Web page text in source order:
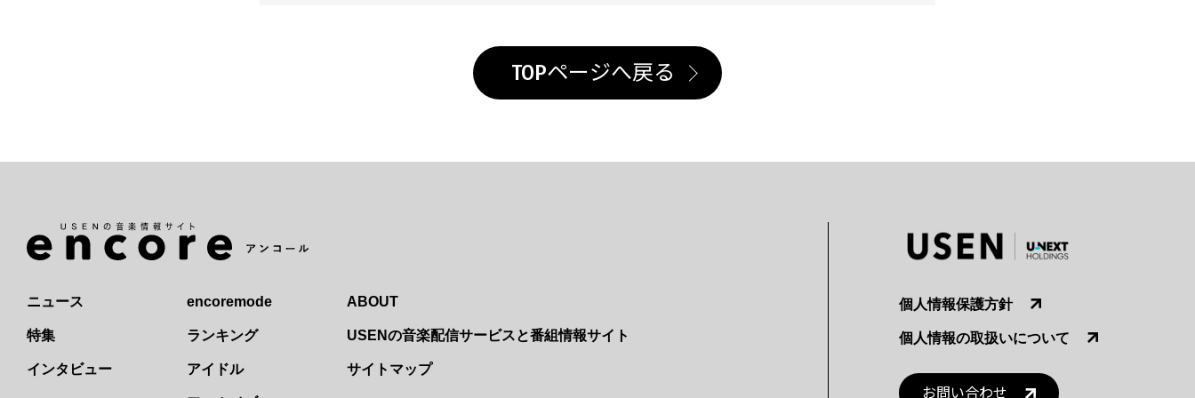
TOPページへ戻る
ニュース
特集
インタビュー
encoremode
ランキング
アイドル
ABOUT
USENの音楽配信サービスと番組情報サイト
サイトマップ
個人情報保護方針
個人情報の取扱いについて
お問い合わせ